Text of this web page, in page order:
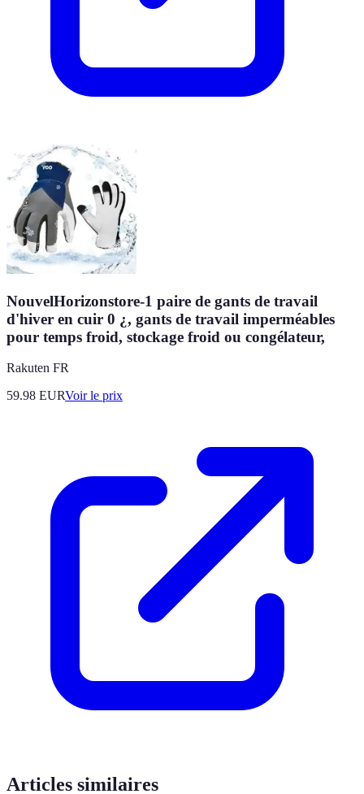
NouvelHorizonstore-1 paire de gants de travail
d'hiver en cuir 0 ¿, gants de travail imperméables
pour temps froid, stockage froid ou congélateur,
Rakuten FR
59.98 EURVoir le prix
Articles similaires